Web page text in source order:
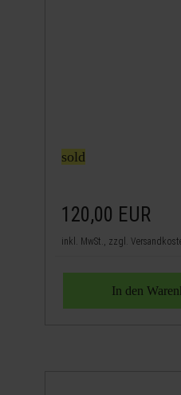
sold
120,00 EUR
inkl. MwSt., zzgl.